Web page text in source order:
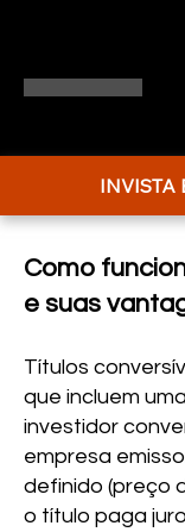
Como
e suas
Títulos
que incluem
investidor
empresa
definido (preço
o título paga
INVISTA